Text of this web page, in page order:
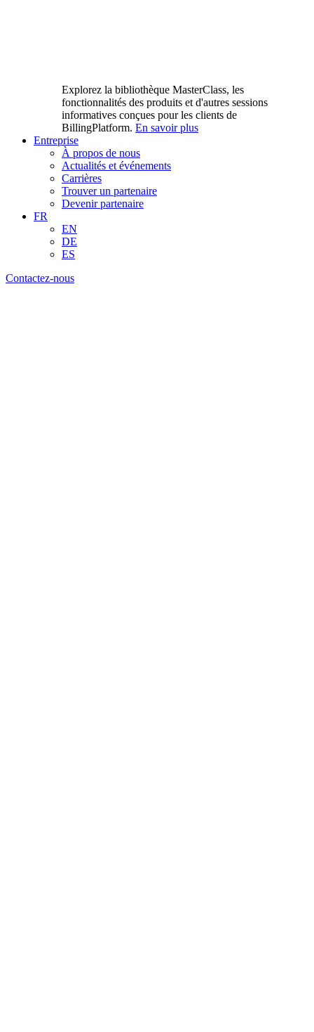
Explorez la bibliothèque MasterClass, les
fonctionnalités des produits et d'autres sessions
informatives conçues pour les clients de
BillingPlatform. En savoir plus
Entreprise
À propos de nous
Actualités et événements
Carrières
Trouver un partenaire
Devenir partenaire
FR
EN
DE
ES
Contactez-nous